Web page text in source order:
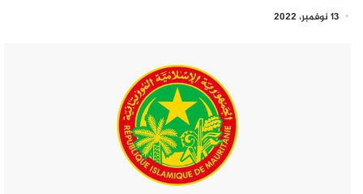
13 نوفمبر، 2022